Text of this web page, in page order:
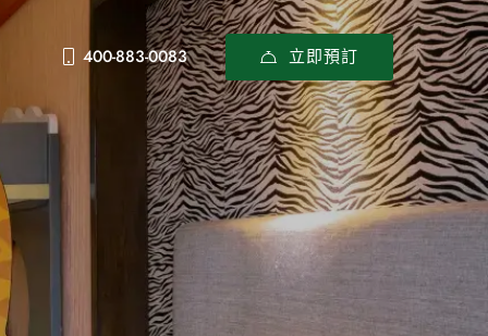
400-883-0083 立即預訂